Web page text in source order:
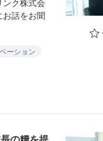
ク株式会
お話をお聞
ーション